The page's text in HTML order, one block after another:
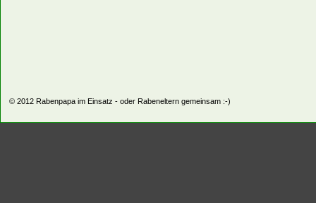
© 2012 Rabenpapa im Einsatz - oder Rabeneltern gemeinsam :-)